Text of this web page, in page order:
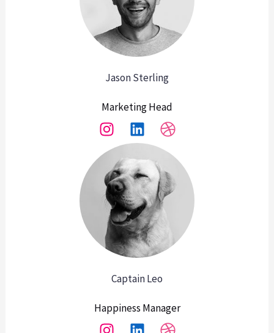
Jason Sterling
Marketing Head
Captain Leo
Happiness Manager